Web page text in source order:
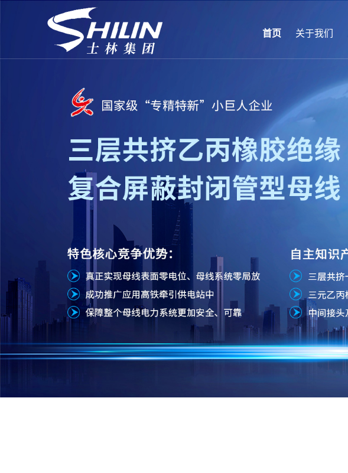
首页 关于我们